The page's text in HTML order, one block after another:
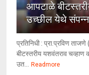
आपटाळे
उच्छील येथे
प्रतिनिधी : प्रा.प्रविण
बीटस्तरीय यशवंतराव चव्हाण
उत... Readmore